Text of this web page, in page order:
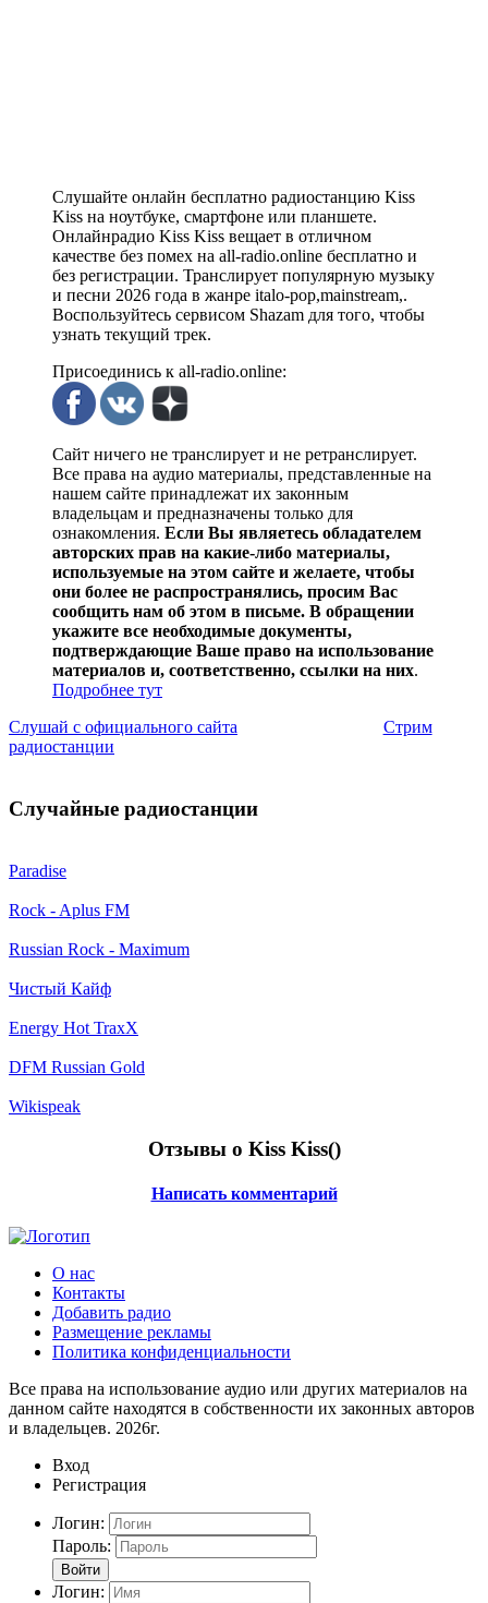
Слушайте онлайн бесплатно радиостанцию Kiss
Kiss на ноутбуке, смартфоне или планшете.
Онлайнрадио Kiss Kiss вещает в отличном
качестве без помех на all-radio.online бесплатно и
без регистрации. Транслирует популярную музыку
и песни 2026 года в жанре italo-pop,mainstream,.
Воспользуйтесь сервисом Shazam для того, чтобы
узнать текущий трек.
Присоединись к all-radio.online:
Сайт ничего не транслирует и не ретранслирует.
Все права на аудио материалы, представленные на
нашем сайте принадлежат их законным
владельцам и предназначены только для
ознакомления. Если Вы являетесь обладателем
авторских прав на какие-либо материалы,
используемые на этом сайте и желаете, чтобы
они более не распространялись, просим Вас
сообщить нам об этом в письме. В обращении
укажите все необходимые документы,
подтверждающие Ваше право на использование
материалов и, соответственно, ссылки на них.
Подробнее тут
Слушай с официального сайта
Стрим
радиостанции
Случайные радиостанции
Paradise
Rock - Aplus FM
Russian Rock - Maximum
Чистый Кайф
Energy Hot TraxX
DFM Russian Gold
Wikispeak
Отзывы о Kiss Kiss()
Написать комментарий
О нас
Контакты
Добавить радио
Размещение рекламы
Политика конфиденциальности
Все права на использование аудио или других материалов на
данном сайте находятся в собственности их законных авторов
и владельцев. 2026г.
Вход
Регистрация
Логин:
Пароль:
Войти
Логин: